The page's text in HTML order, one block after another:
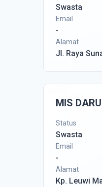
Swasta
Email
-
Alamat
Jl. Raya
MIS
Status
Swasta
Email
-
Alamat
Kp. Leuwi